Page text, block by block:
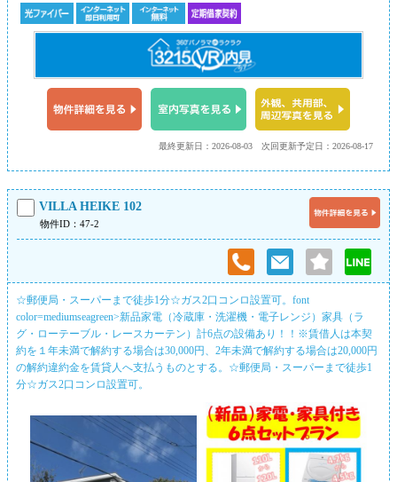
次回更新予定日：2026-08-17
最終更新日：2026-08-03
VILLA HEIKE 102
物件ID：47-2
☆郵便局・スーパーまで徒歩1分☆ガス2口コンロ設置可。font
color=mediumseagreen>新品家電（冷蔵庫・洗濯機・電子レンジ）家具（ラ
グ・ローテーブル・レースカーテン）計6点の設備あり！！※賃借人は本契
約を１年未満で解約する場合は30,000円、2年未満で解約する場合は20,000円
の解約違約金を賃貸人へ支払うものとする。☆郵便局・スーパーまで徒歩1
分☆ガス2口コンロ設置可。